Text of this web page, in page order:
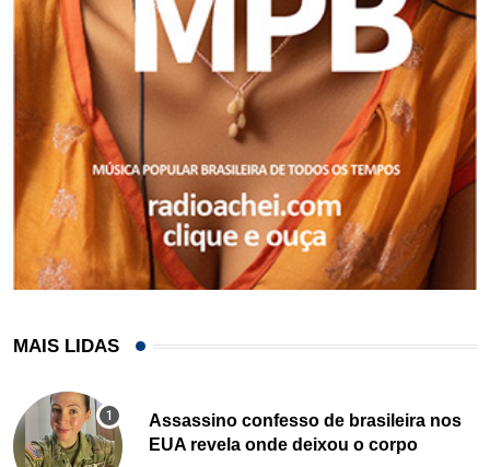
MAIS LIDAS
Assassino confesso de brasileira nos
EUA revela onde deixou o corpo